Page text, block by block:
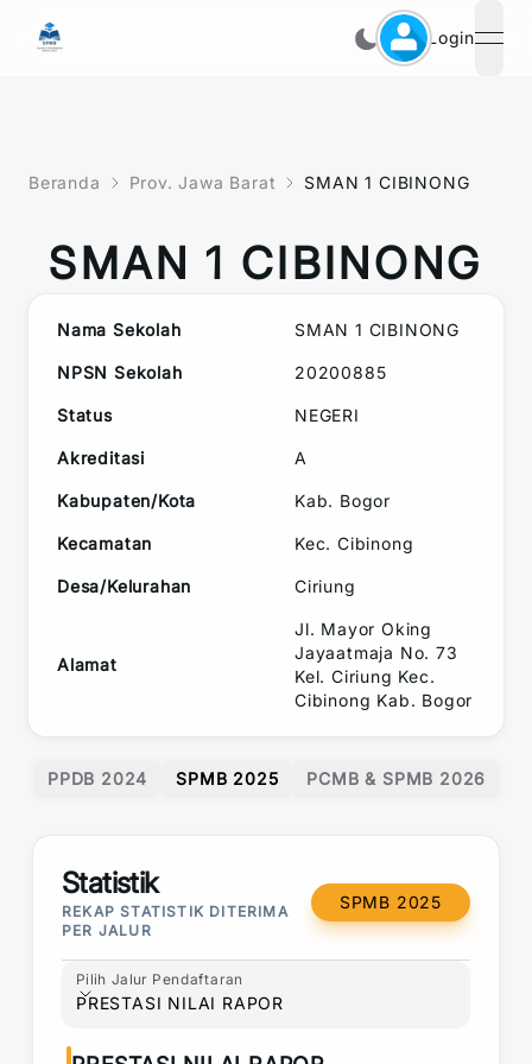
Login
Beranda Prov. Jawa Barat SMAN 1 CIBINONG
SMAN 1 CIBINONG
Nama Sekolah SMAN 1 CIBINONG
NPSN Sekolah 20200885
Status NEGERI
Akreditasi A
Kabupaten/Kota Kab. Bogor
Kecamatan Kec. Cibinong
Desa/Kelurahan Ciriung
Alamat
Jl. Mayor Oking
Jayaatmaja No. 73
Kel. Ciriung Kec.
Cibinong Kab. Bogor
PPDB 2024 SPMB 2025 PCMB & SPMB 2026
Statistik
REKAP STATISTIK DITERIMA
PER JALUR
SPMB 2025
Pilih Jalur Pendaftaran
Pilih Jalur Pendaftaran
PRESTASI NILAI RAPOR